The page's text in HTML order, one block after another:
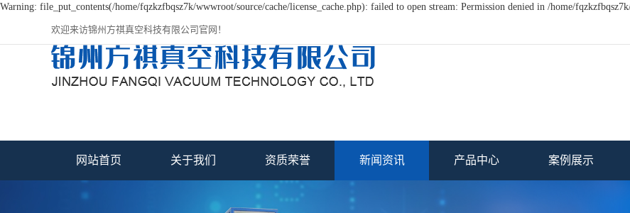
Warning: file_put_contents(/home/fqzkzfbqsz7k/wwwroot/source/cache/license_cache.php): failed to open stream: Permission denied in /home/
欢迎来访锦州方祺真空科技有限公司官网！
网站首页 关于我们 资质荣誉 新闻资讯 产品中心 案例展示